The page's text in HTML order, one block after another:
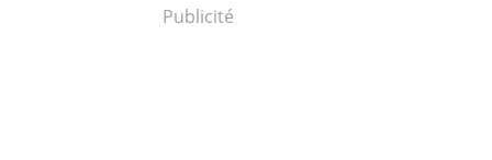
Publicité